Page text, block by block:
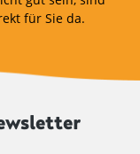
für Sie da.